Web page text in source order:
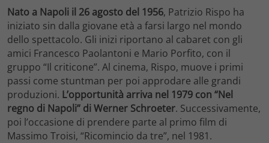
Nato a Napoli il 26 agosto del 1956, Patrizio Rispo ha
iniziato sin dalla giovane età a farsi largo nel mondo
dello spettacolo. Gli inizi riportano al cabaret con gli
amici Francesco Paolantoni e Mario Porfito, con il
gruppo “Il criticone”. Al cinema, Rispo, muove i primi
passi come stuntman per poi approdare alle grandi
produzioni. L’opportunità arriva nel 1979 con “Nel
regno di Napoli” di Werner Schroeter. Successivamente,
poi l’occasione di prendere parte al primo film di
Massimo Troisi, “Ricomincio da tre”, nel 1981.